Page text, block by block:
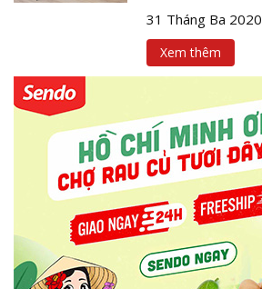
31 Tháng Ba 2020
Xem thêm